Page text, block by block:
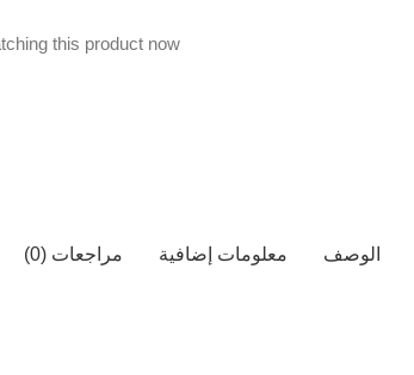
this product now!
الوصف معلومات إضافية مراجعات (0)